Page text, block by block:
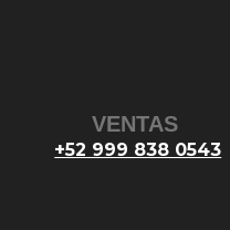
VENTAS
+52 999 838 0543